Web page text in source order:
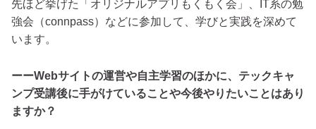
先ほど挙げた「オリジナルアプリもくもく会」、IT系の勉
強会（connpass）などに参加して、学びと実践を深めて
います。
ーーWebサイトの運営や自主学習のほかに、テックキャ
ンプ受講後に手がけていることや今後やりたいことはあり
ますか？